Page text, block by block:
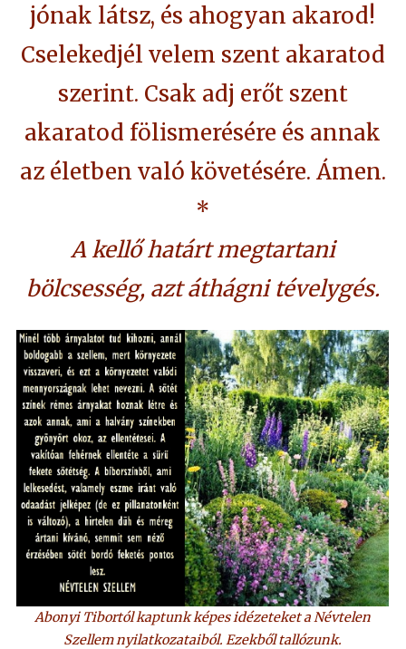
jónak látsz, és ahogyan akarod!
Cselekedjél velem szent akaratod
szerint. Csak adj erőt szent
akaratod fölismerésére és annak
az életben való követésére. Ámen.
*
A kellő határt megtartani
bölcsesség, azt áthágni tévelygés.
Abonyi Tibortól kaptunk képes idézeteket a Névtelen
Szellem nyilatkozataiból. Ezekből tallózunk.